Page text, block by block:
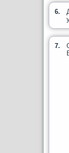
6.
7.